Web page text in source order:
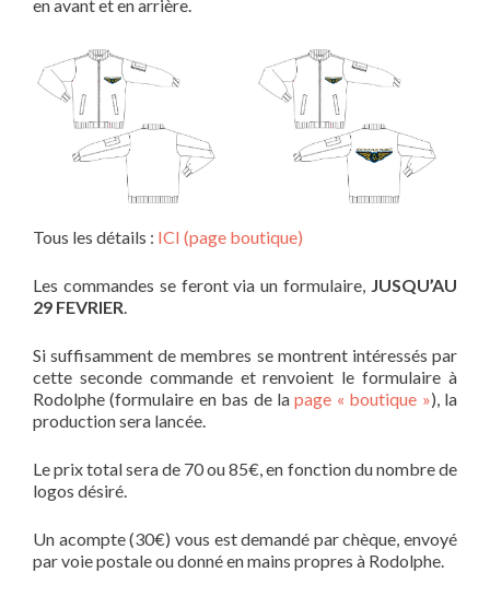
en avant et en arrière.
Tous les détails : ICI (page boutique)
Les commandes se feront via un formulaire, JUSQU’AU
29 FEVRIER.
Si suffisamment de membres se montrent intéressés par
cette seconde commande et renvoient le formulaire à
Rodolphe (formulaire en bas de lapage « boutique »), la
production sera lancée.
Le prix total sera de 70 ou 85€, en fonction du nombre de
logos désiré.
Un acompte (30€) vous est demandé par chèque, envoyé
par voie postale ou donné en mains propres à Rodolphe.